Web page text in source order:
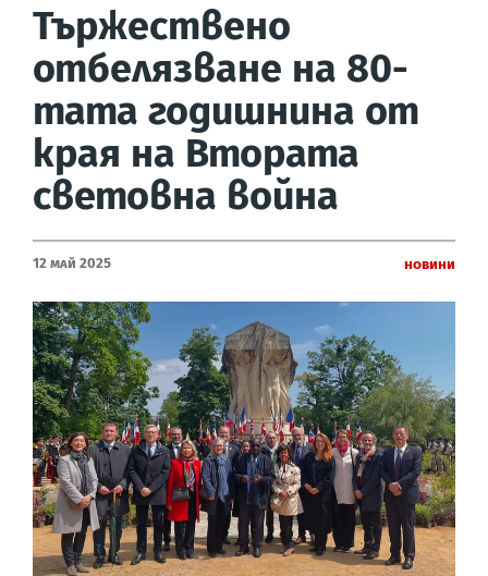
Тържествено
отбелязване на 80-
тата годишнина от
края на Втората
световна война
12 Май 2025 Новини